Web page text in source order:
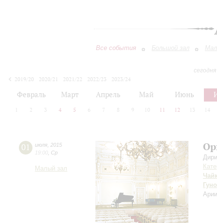
Все события Большой зал
2019/20
2020/21 2021/22 2022/23
2023/24
Февраль Март Апрель Май Июнь
2 3 4 5 6 7 8 9 10 11 12 13 14
01 июля 2015
19:00 Ср
Малый зал
Гуно